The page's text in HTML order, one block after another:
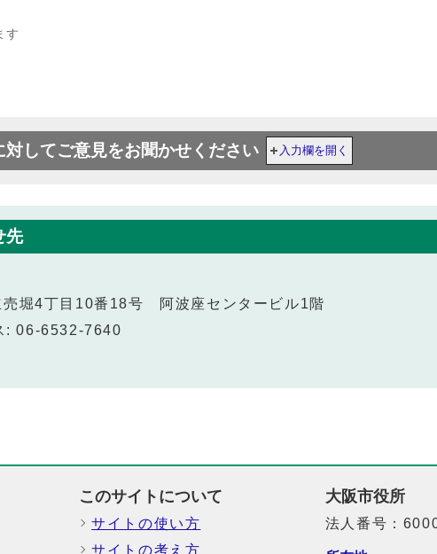
す
対してご意見をお聞かせください 入力欄を開く
先
堀4丁目10番18号 阿波座センタービル1階
: 06-6532-7640
このサイトについて
サイトの使い方
サイトの考え方
大阪市役所
法人番号：